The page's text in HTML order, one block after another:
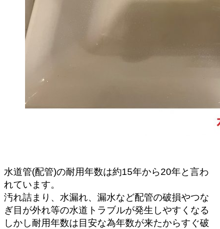
水道管(配管)の耐用年数は約15年から20年と言わ
れています。
汚れ詰まり、水漏れ、漏水など配管の破損やつな
ぎ目が外れ等の水道トラブルが発生しやすくなる
しかし耐用年数は目安な為年数が来たからすぐ破